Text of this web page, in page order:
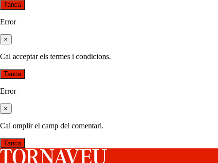
Tanca
Error
×
Cal acceptar els termes i condicions.
Tanca
Error
×
Cal omplir el camp del comentari.
Tanca